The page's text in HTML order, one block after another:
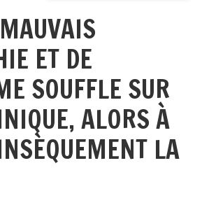
ET DE
SOUFFLE SUR
ALORS À
LA